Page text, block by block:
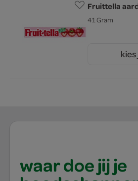
Fruittella
41 Gram
kies
waar doe jij je